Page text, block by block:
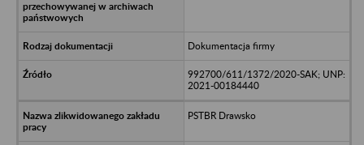
Dokumentacja firmy
992700/611/1372/2020-SAK; UNP:
2021-00184440
PSTBR Drawsko